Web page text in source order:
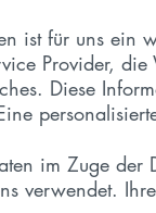
ist für uns
Provider,
Diese
im Zuge
verwendet.